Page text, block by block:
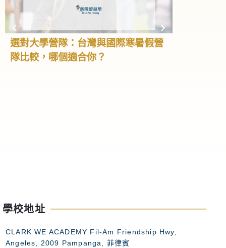
選對大學營隊：台灣與國際寒暑假營
隊比較，哪個適合你？
學校地址
CLARK WE ACADEMY Fil-Am Friendship Hwy,
Angeles, 2009 Pampanga, 菲律賓